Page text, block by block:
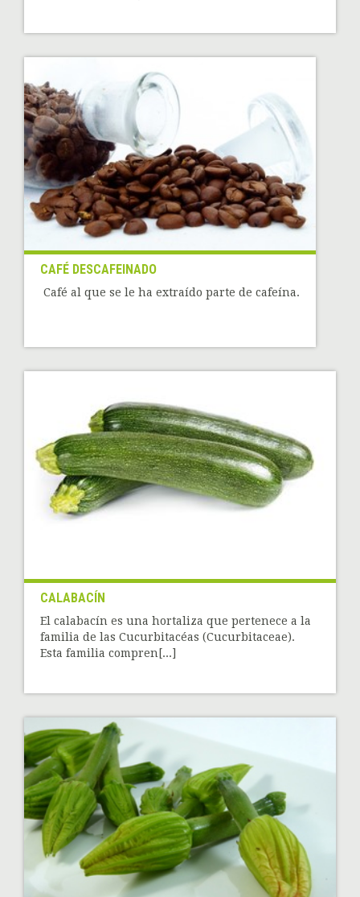
CAFÉ DESCAFEINADO
Café al que se le ha extraído parte de cafeína.
CALABACÍN
El calabacín es una hortaliza que pertenece a la
familia de las Cucurbitacéas (Cucurbitaceae).
Esta familia compren[...]